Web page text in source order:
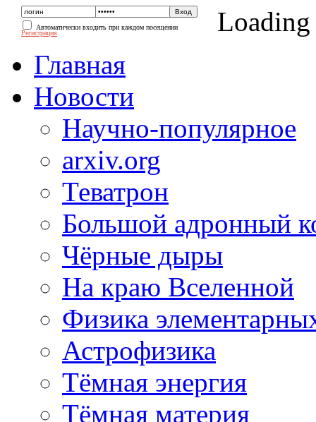
Автоматически входить при каждом посещении
Регистрация
Loading
Главная
Новости
Научно-популярное
arxiv.org
Теватрон
Большой адронный
Чёрные дыры
На краю Вселенной
Физика
Астрофизика
Тёмная энергия
Тёмная материя